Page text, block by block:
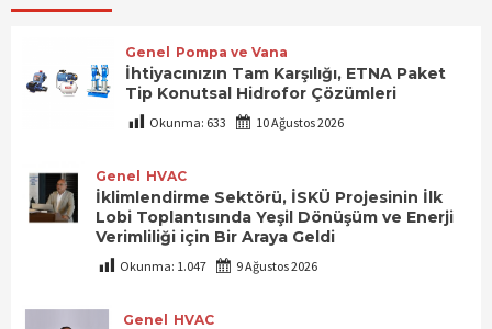
Genel Pompa ve Vana
İhtiyacınızın Tam Karşılığı, ETNA Paket
Tip Konutsal Hidrofor Çözümleri
Okunma: 633 10 Ağustos 2026
Genel HVAC
İklimlendirme Sektörü, İSKÜ Projesinin İlk
Lobi Toplantısında Yeşil Dönüşüm ve Enerji
Verimliliği için Bir Araya Geldi
Okunma: 1.047 9 Ağustos 2026
Genel HVAC